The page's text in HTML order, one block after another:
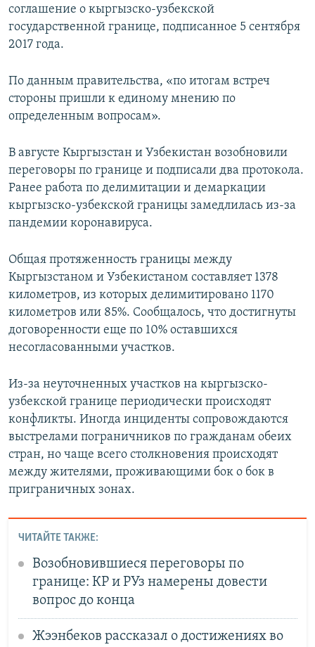
соглашение о кыргызско-узбекской
государственной границе, подписанное 5 сентября
2017 года.
По данным правительства, «по итогам встреч
стороны пришли к единому мнению по
определенным вопросам».
В августе Кыргызстан и Узбекистан возобновили
переговоры по границе и подписали два протокола.
Ранее работа по делимитации и демаркации
кыргызско-узбекской границы замедлилась из-за
пандемии коронавируса.
Общая протяженность границы между
Кыргызстаном и Узбекистаном составляет 1378
километров, из которых делимитировано 1170
километров или 85%. Сообщалось, что достигнуты
договоренности еще по 10% оставшихся
несогласованными участков.
Из-за неуточненных участков на кыргызско-
узбекской границе периодически происходят
конфликты. Иногда инциденты сопровождаются
выстрелами пограничников по гражданам обеих
стран, но чаще всего столкновения происходят
между жителями, проживающими бок о бок в
приграничных зонах.
ЧИТАЙТЕ ТАКЖЕ:
Возобновившиеся переговоры по
границе: КР и РУз намерены довести
вопрос до конца
Жээнбеков рассказал о достижениях во